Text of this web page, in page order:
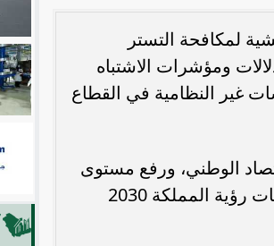
التجاري تنفيذ 2,502 زيارة تفتيشية لمكافحة التستر
استنادًا إلى الدلالات ومؤشرات الاشتباه
غير النظامية في القطاع
الوطني، ورفع مستوى
الشفافية، وضمان تكافؤ الفرص بين المنشآت، بما ينسجم مع مستهدفات رؤية المملكة 2030